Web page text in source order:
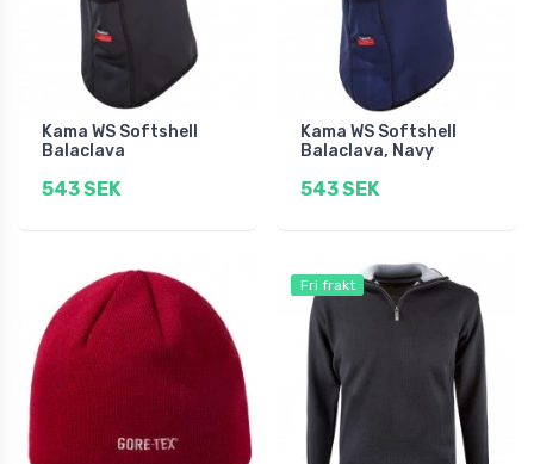
Kama WS Softshell
Balaclava
543 SEK
Kama WS Softshell
Balaclava, Navy
543 SEK
Fri frakt